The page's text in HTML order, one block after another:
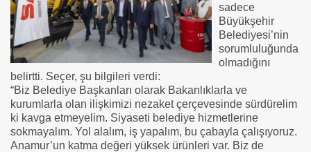
sadece
Büyükşehir
Belediyesi’nin
sorumluluğunda
olmadığını
belirtti. Seçer, şu bilgileri verdi:
“Biz Belediye Başkanları olarak Bakanlıklarla ve
kurumlarla olan ilişkimizi nezaket çerçevesinde sürdürelim
ki kavga etmeyelim. Siyaseti belediye hizmetlerine
sokmayalım. Yol alalım, iş yapalım, bu çabayla çalışıyoruz.
Anamur’un katma değeri yüksek ürünleri var. Biz de